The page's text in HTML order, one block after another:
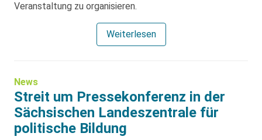
Veranstaltung zu organisieren.
Weiterlesen
News
Streit um Pressekonferenz in der
Sächsischen Landeszentrale für
politische Bildung